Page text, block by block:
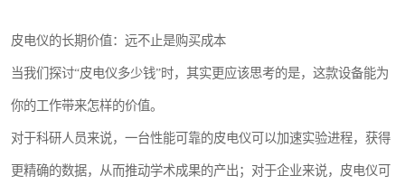
皮电仪的长期价值：远不止是购买成本
当我们探讨“皮电仪多少钱”时，其实更应该思考的是，这款设备能为
你的工作带来怎样的价值。
对于科研人员来说，一台性能可靠的皮电仪可以加速实验进程，获得
更精确的数据，从而推动学术成果的产出；对于企业来说，皮电仪可